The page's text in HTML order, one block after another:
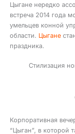
Цыгане нередко
встреча 2014 года
умельцев конной
области. Цыгане
праздника.
Стилизация
Корпоративная
“Цыган”, в которой